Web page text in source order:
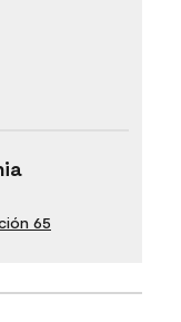
65